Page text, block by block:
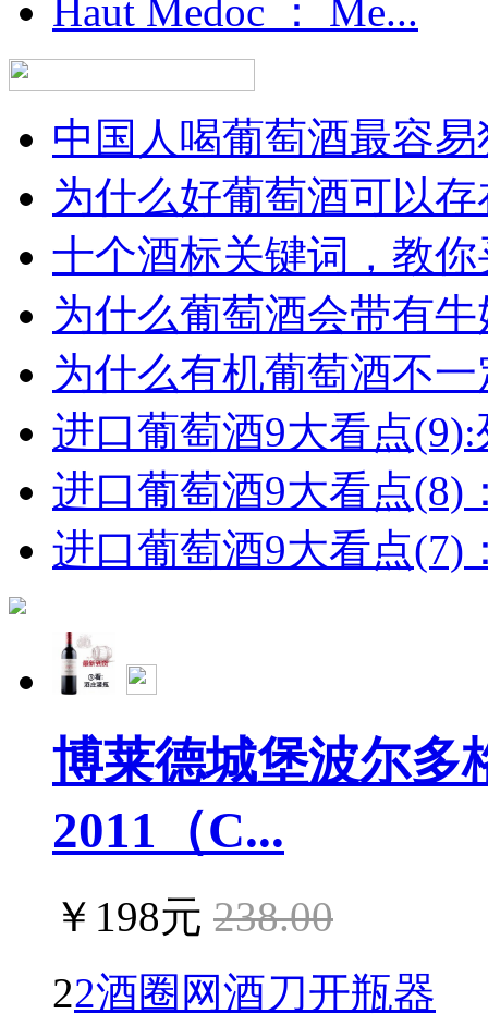
Haut Medoc ： Me...
中国人喝葡萄酒最容
为什么好葡萄酒可以
十个酒标关键词，教
为什么葡萄酒会带有
为什么有机葡萄酒不
进口葡萄酒9大看点(9):
进口葡萄酒9大看点(8)
进口葡萄酒9大看点(7)
博莱德城堡波尔多
2011（C...
￥198元 238.00
22酒圈网酒刀开瓶器